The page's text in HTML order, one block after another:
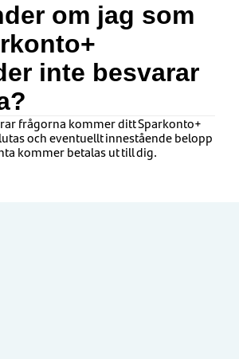
om jag som
inte besvarar
frågorna kommer ditt Sparkonto+
och eventuellt innestående belopp
kommer betalas ut till dig.